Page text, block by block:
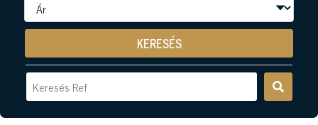
KERESÉS